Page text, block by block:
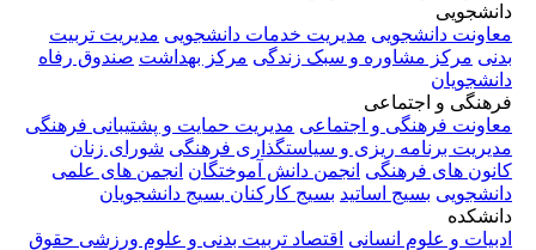
دانشجویی
معاونت دانشجویی مدیریت خدمات دانشجویی مدیریت تربیت
بدنی مرکز مشاوره و سبک زندگی مرکز بهداشت صندوق رفاه
دانشجویان
فرهنگی و اجتماعی
معاونت فرهنگی و اجتماعی مدیریت حمایت و پشتیبانی فرهنگی
مدیریت برنامه ریزی و سیاستگذاری فرهنگی شورای زنان
کانون های فرهنگی انجمن دانش آموختگان انجمن های علمی
دانشجویی بسیج اساتید بسیج کارکنان بسیج دانشجویان
دانشکده
ادبیات و علوم انسانی اقتصاد تربیت بدنی و علوم ورزشی حقوق